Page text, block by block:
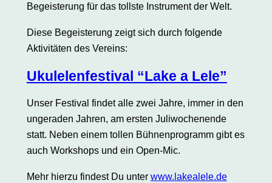
Begeisterung für das tollste Instrument der Welt.
Diese Begeisterung zeigt sich durch folgende
Aktivitäten des Vereins:
Ukulelenfestival “Lake a Lele”
Unser Festival findet alle zwei Jahre, immer in den
ungeraden Jahren, am ersten Juliwochenende
statt. Neben einem tollen Bühnenprogramm gibt es
auch Workshops und ein Open-Mic.
Mehr hierzu findest Du unter www.lakealele.de